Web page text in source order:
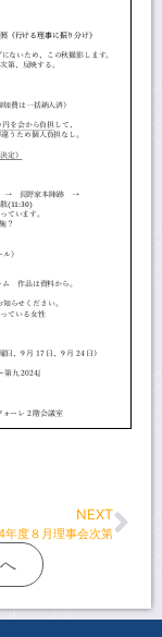
NEXT
度８月理事会次第